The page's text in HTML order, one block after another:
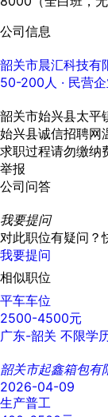
公司信息
韶关市晨汇科技有
50-200人 · 民营企
韶关市始兴县太平
始兴县诚信招聘网
求职过程请勿缴纳
举报
公司问答
我要提问
对此职位有疑问？
我要提问
相似职位
平车车位
2500-4500元
广东-韶关 不限学
韶关市起鑫箱包有
2026-04-09
生产普工